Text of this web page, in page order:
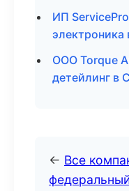
ИП
ООО Torque
детейлинг в
← Все